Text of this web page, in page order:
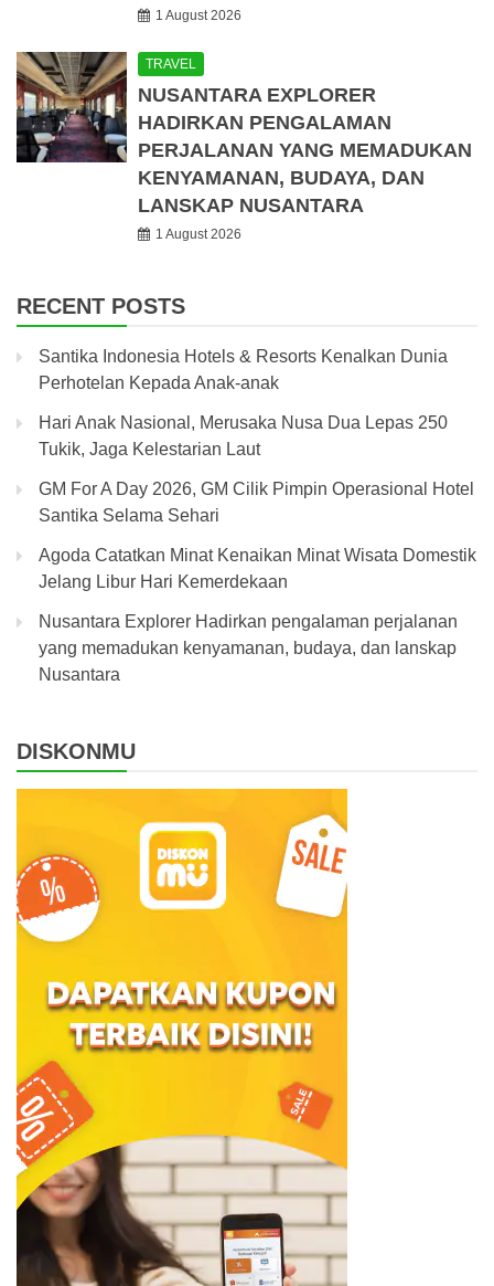
1 August 2026
TRAVEL
NUSANTARA EXPLORER
HADIRKAN PENGALAMAN
PERJALANAN YANG MEMADUKAN
KENYAMANAN, BUDAYA, DAN
LANSKAP NUSANTARA
1 August 2026
RECENT POSTS
Santika Indonesia Hotels & Resorts Kenalkan Dunia
Perhotelan Kepada Anak-anak
Hari Anak Nasional, Merusaka Nusa Dua Lepas 250
Tukik, Jaga Kelestarian Laut
GM For A Day 2026, GM Cilik Pimpin Operasional Hotel
Santika Selama Sehari
Agoda Catatkan Minat Kenaikan Minat Wisata Domestik
Jelang Libur Hari Kemerdekaan
Nusantara Explorer Hadirkan pengalaman perjalanan
yang memadukan kenyamanan, budaya, dan lanskap
Nusantara
DISKONMU